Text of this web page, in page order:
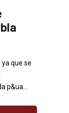
que se
p&ua...